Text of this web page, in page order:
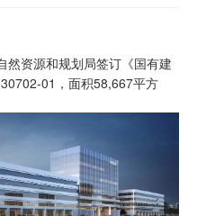
然资源和规划局签订《国有建
01，面积58,667平方